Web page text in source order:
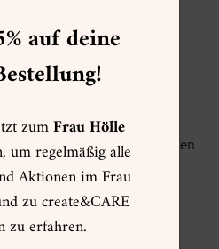
Stempelset A6 Für jeden
Anlass
zzgl.Versand
auf deine
zumFrau Hölle
um regelmäßig alle
Aktionen im Frau
zu create&CARE
zu erfahren.